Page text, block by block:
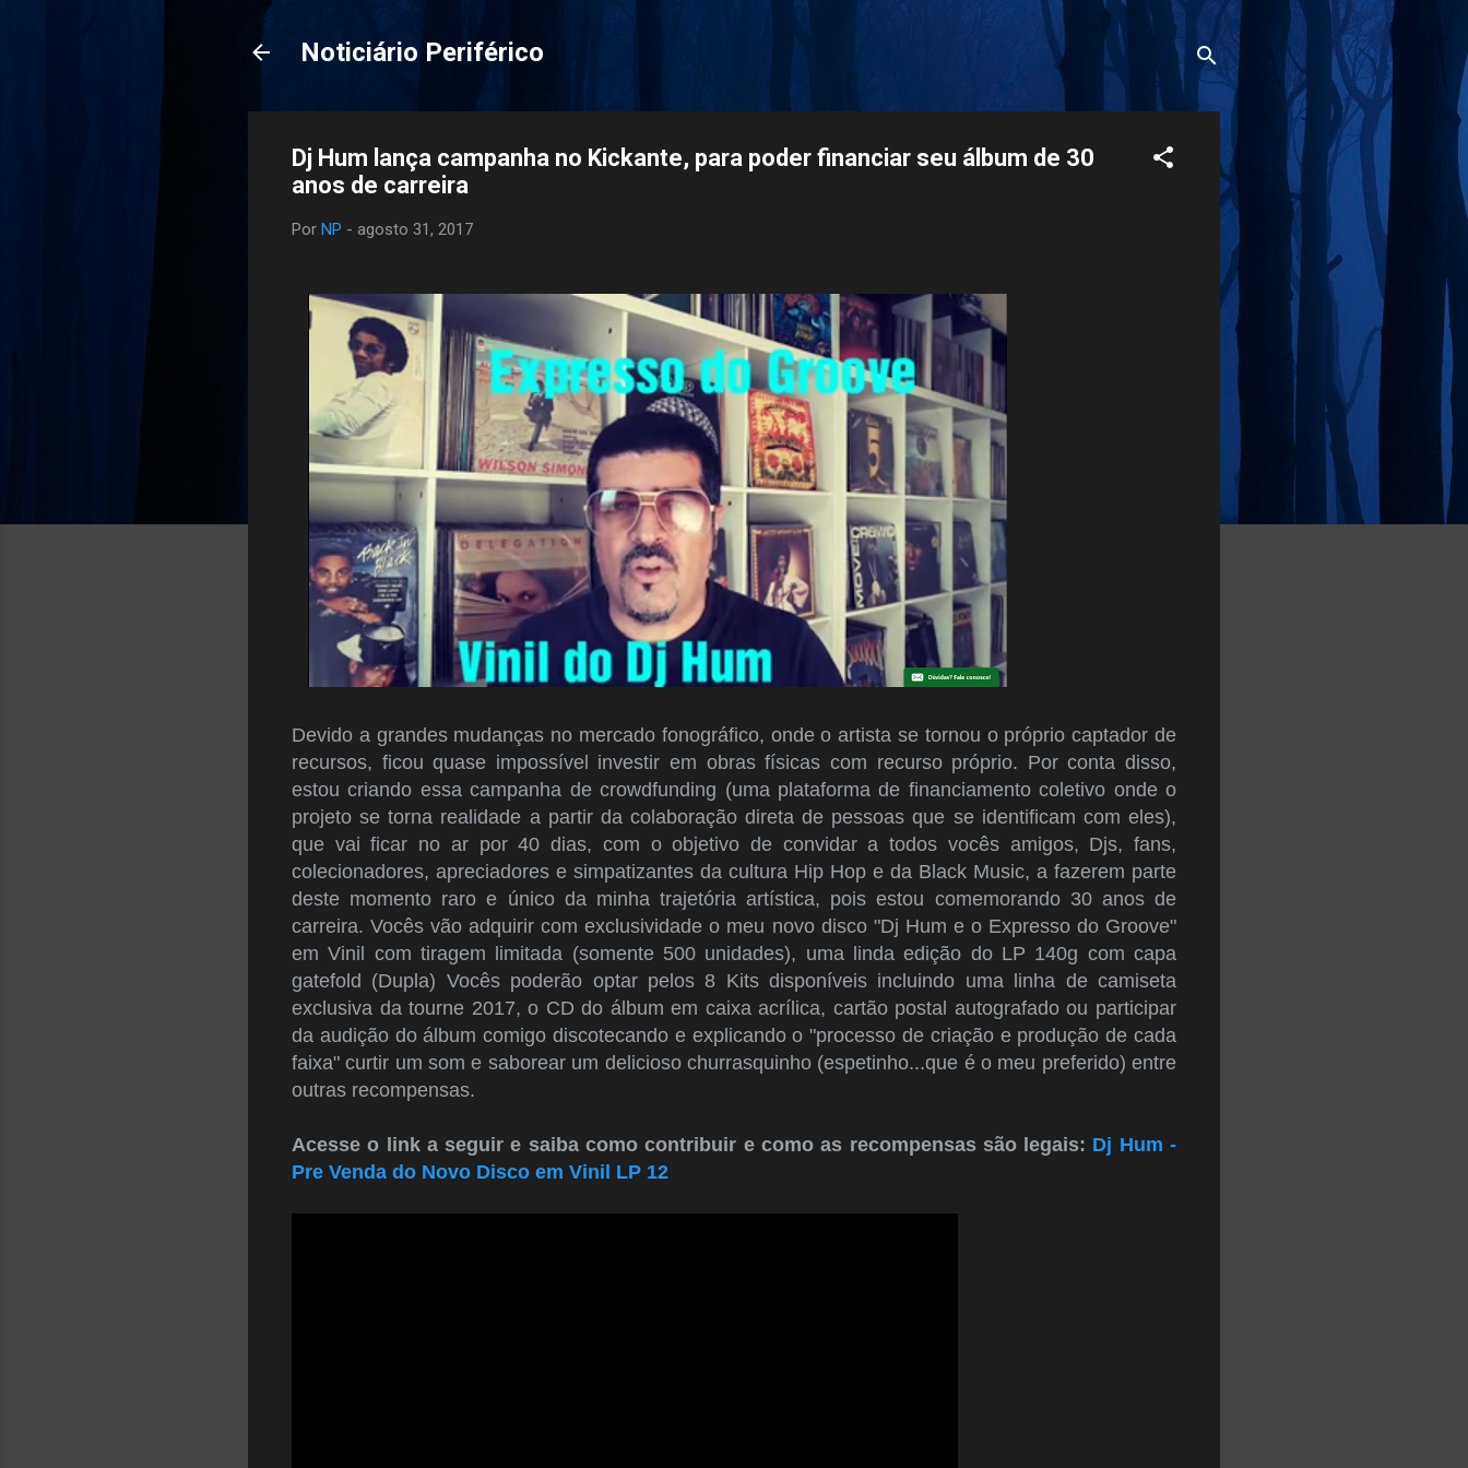
Noticiário Periférico
Dj Hum lança campanha no Kickante, para poder financiar seu álbum de 30
anos de carreira
Por NP - agosto 31, 2017
Devido a grandes mudanças no mercado fonográfico, onde o artista se tornou o próprio captador de
recursos, ficou quase impossível investir em obras físicas com recurso próprio. Por conta disso,
estou criando essa campanha de crowdfunding (uma plataforma de financiamento coletivo onde o
projeto se torna realidade a partir da colaboração direta de pessoas que se identificam com eles),
que vai ficar no ar por 40 dias, com o objetivo de convidar a todos vocês amigos, Djs, fans,
colecionadores, apreciadores e simpatizantes da cultura Hip Hop e da Black Music, a fazerem parte
deste momento raro e único da minha trajetória artística, pois estou comemorando 30 anos de
carreira. Vocês vão adquirir com exclusividade o meu novo disco "Dj Hum e o Expresso do Groove"
em Vinil com tiragem limitada (somente 500 unidades), uma linda edição do LP 140g com capa
gatefold (Dupla) Vocês poderão optar pelos 8 Kits disponíveis incluindo uma linha de camiseta
exclusiva da tourne 2017, o CD do álbum em caixa acrílica, cartão postal autografado ou participar
da audição do álbum comigo discotecando e explicando o "processo de criação e produção de cada
faixa" curtir um som e saborear um delicioso churrasquinho (espetinho...que é o meu preferido) entre
outras recompensas.
Acesse o link a seguir e saiba como contribuir e como as recompensas são legais: Dj Hum -
Pre Venda do Novo Disco em Vinil LP 12